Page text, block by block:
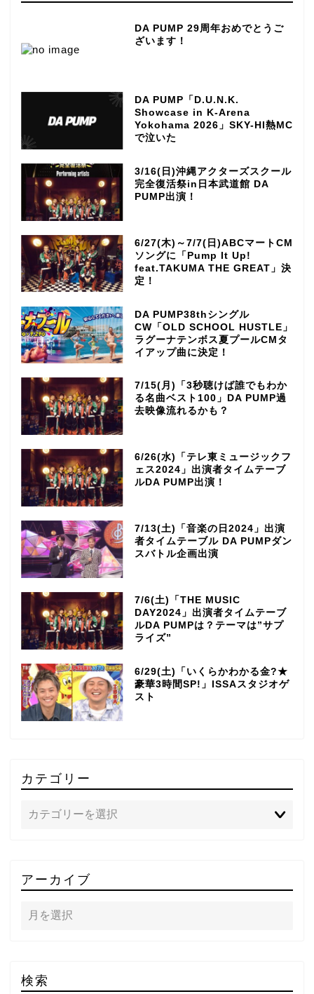
DA PUMP 29周年おめでとうご
ざいます！
DA PUMP「D.U.N.K.
Showcase in K-Arena
Yokohama 2026」SKY-HI熱MC
で泣いた
3/16(日)沖縄アクターズスクール
完全復活祭in日本武道館 DA
PUMP出演！
6/27(木)～7/7(日)ABCマートCM
ソングに「Pump It Up!
feat.TAKUMA THE GREAT」決
定！
DA PUMP38thシングル
CW「OLD SCHOOL HUSTLE」
ラグーナテンボス夏プールCMタ
イアップ曲に決定！
7/15(月)「3秒聴けば誰でもわか
る名曲ベスト100」DA PUMP過
去映像流れるかも？
6/26(水)「テレ東ミュージックフ
ェス2024」出演者タイムテーブ
ルDA PUMP出演！
7/13(土)「音楽の日2024」出演
者タイムテーブル DA PUMPダン
スバトル企画出演
7/6(土)「THE MUSIC
DAY2024」出演者タイムテーブ
ルDA PUMPは？テーマは”サプ
ライズ”
6/29(土)「いくらかわかる金?★
豪華3時間SP!」ISSAスタジオゲ
スト
カテゴリー
アーカイブ
検索
～DA PUMP YORIの晴れ